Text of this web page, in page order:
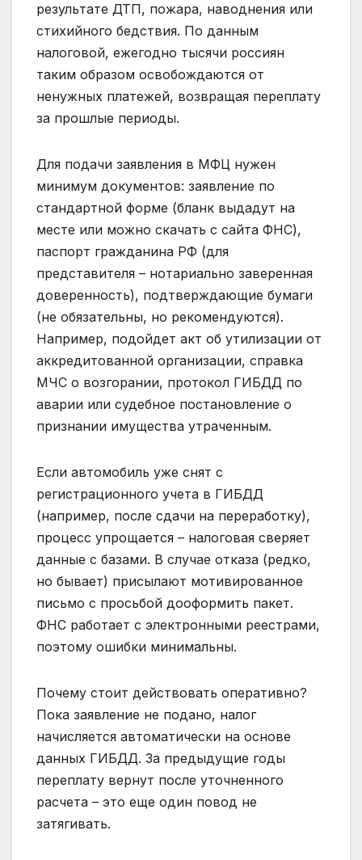
результате ДТП, пожара, наводнения или
стихийного бедствия. По данным
налоговой, ежегодно тысячи россиян
таким образом освобождаются от
ненужных платежей, возвращая переплату
за прошлые периоды.
Для подачи заявления в МФЦ нужен
минимум документов: заявление по
стандартной форме (бланк выдадут на
месте или можно скачать с сайта ФНС),
паспорт гражданина РФ (для
представителя – нотариально заверенная
доверенность), подтверждающие бумаги
(не обязательны, но рекомендуются).
Например, подойдет акт об утилизации от
аккредитованной организации, справка
МЧС о возгорании, протокол ГИБДД по
аварии или судебное постановление о
признании имущества утраченным.
Если автомобиль уже снят с
регистрационного учета в ГИБДД
(например, после сдачи на переработку),
процесс упрощается – налоговая сверяет
данные с базами. В случае отказа (редко,
но бывает) присылают мотивированное
письмо с просьбой дооформить пакет.
ФНС работает с электронными реестрами,
поэтому ошибки минимальны.
Почему стоит действовать оперативно?
Пока заявление не подано, налог
начисляется автоматически на основе
данных ГИБДД. За предыдущие годы
переплату вернут после уточненного
расчета – это еще один повод не
затягивать.